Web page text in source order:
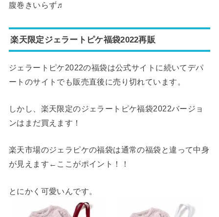
腹巻きいらず♬
楽天限定ジェラートピケ福袋2022再販
ジェラートピケ2022の福袋は公式サイトに続いてデパ
ートのサイトでも販売直後に売り切れています。
しかし、楽天限定のジェラートピケ福袋2022バージョ
ンはまだ買えます！
楽天市場のジェラピケの福袋は通常の福袋と違って中身
が見えます←ここがポイント！！
とにかく可愛いんです。